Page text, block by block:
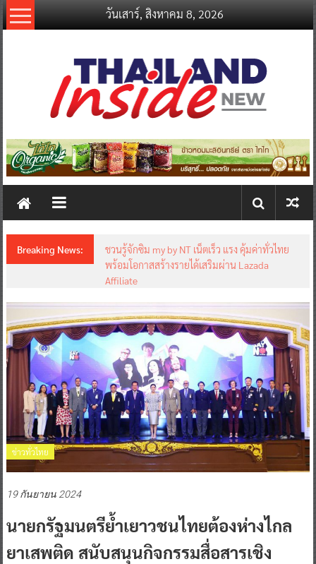
Skip
to
วันเสาร์, สิงหาคม 8, 2026
thailandinsidenew.com
Thailand
New
Breaking News:
ชวนรู้จักซิม my by NT เน็ตเร็ว แรง คุ้มค่าทั่วไทย
พร้อมโอกาสสร้างรายได้เสริมผ่าน Lazada
Affiliate
ข่าวทั่วไทย
19 กันยายน 2024
นายกรัฐมนตรีย้ำเยาวชนไทยต้องห่างไกล
ยาเสพติด สนับสนุนกิจกรรมสื่อสารเชิง